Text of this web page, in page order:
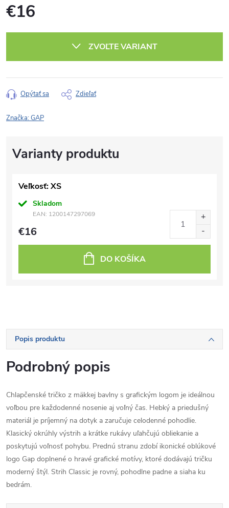
€16
ZVOĽTE VARIANT
Opýtať sa Zdieľať
Značka:GAP
Veľkosť: XS
Skladom
EAN: 1200147297069
€16
DO KOŠÍKA
Popis produktu
Podrobný popis
Chlapčenské tričko z mäkkej bavlny s grafickým logom je ideálnou
voľbou pre každodenné nosenie aj voľný čas. Hebký a priedušný
materiál je príjemný na dotyk a zaručuje celodenné pohodlie.
Klasický okrúhly výstrih a krátke rukávy uľahčujú obliekanie a
poskytujú voľnosť pohybu. Prednú stranu zdobí ikonické oblúkové
logo Gap doplnené o hravé grafické motívy, ktoré dodávajú tričku
moderný štýl. Strih Classic je rovný, pohodlne padne a siaha ku
bedrám.